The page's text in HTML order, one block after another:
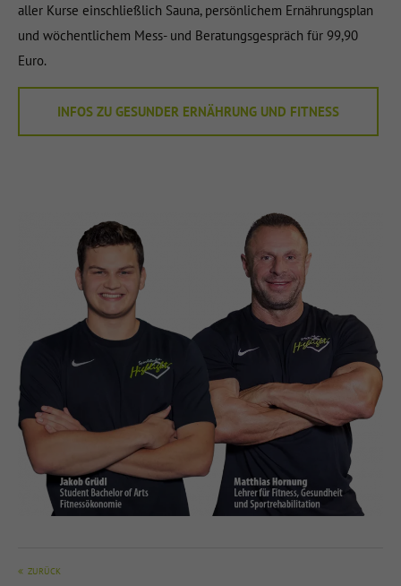
aller Kurse einschließlich Sauna, persönlichem Ernährungsplan
und wöchentlichem Mess- und Beratungsgespräch für 99,90
Euro.
INFOS ZU GESUNDER ERNÄHRUNG UND FITNESS
ZURÜCK